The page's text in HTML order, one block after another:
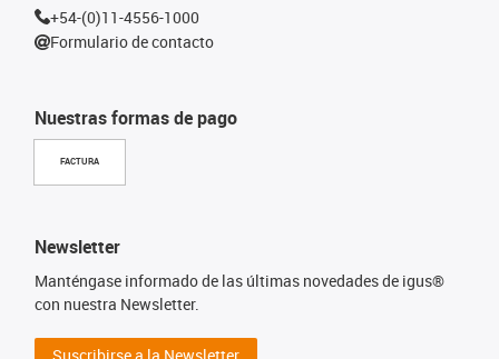
Nuestras formas de pago
FACTURA
+54-(0)11-4556-1000
Formulario de contacto
Newsletter
Manténgase informado de las últimas novedades de igus®
con nuestra Newsletter.